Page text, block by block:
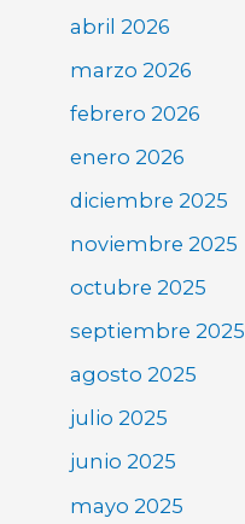
abril 2026
marzo 2026
febrero 2026
enero 2026
diciembre 2025
noviembre 2025
octubre 2025
septiembre 2025
agosto 2025
julio 2025
junio 2025
mayo 2025